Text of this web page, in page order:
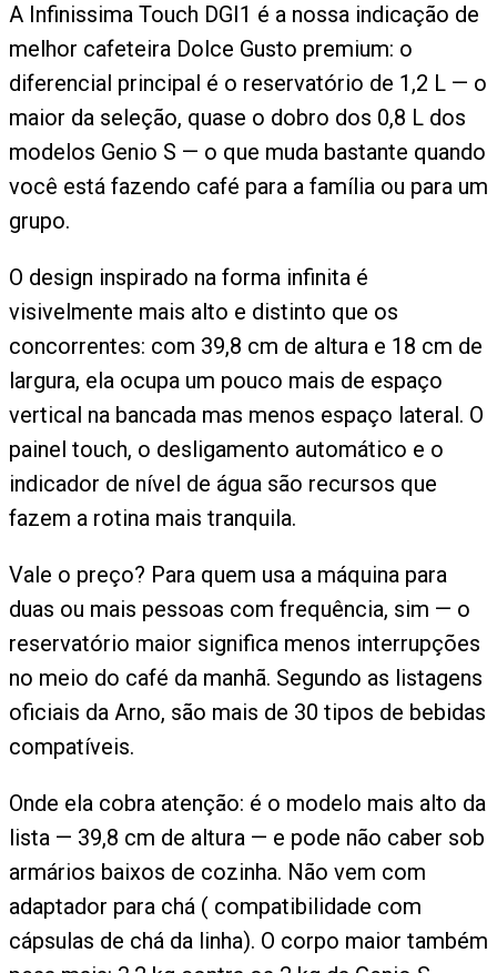
A Infinissima Touch DGI1 é a nossa indicação de
melhor cafeteira Dolce Gusto premium: o
diferencial principal é o reservatório de 1,2 L — o
maior da seleção, quase o dobro dos 0,8 L dos
modelos Genio S — o que muda bastante quando
você está fazendo café para a família ou para um
grupo.
O design inspirado na forma infinita é
visivelmente mais alto e distinto que os
concorrentes: com 39,8 cm de altura e 18 cm de
largura, ela ocupa um pouco mais de espaço
vertical na bancada mas menos espaço lateral. O
painel touch, o desligamento automático e o
indicador de nível de água são recursos que
fazem a rotina mais tranquila.
Vale o preço? Para quem usa a máquina para
duas ou mais pessoas com frequência, sim — o
reservatório maior significa menos interrupções
no meio do café da manhã. Segundo as listagens
oficiais da Arno, são mais de 30 tipos de bebidas
compatíveis.
Onde ela cobra atenção: é o modelo mais alto da
lista — 39,8 cm de altura — e pode não caber sob
armários baixos de cozinha. Não vem com
adaptador para chá ( compatibilidade com
cápsulas de chá da linha). O corpo maior também